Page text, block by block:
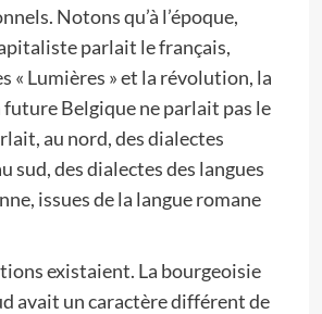
Notons qu’à l’époque,
parlait le français,
« Lumières » et la révolution, la
Belgique ne parlait pas le
au nord, des dialectes
sud, des dialectes des langues
issues de la langue romane
existaient. La bourgeoisie
avait un caractère différent de